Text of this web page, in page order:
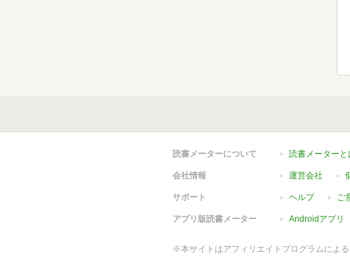
読書メーターについて 読書メーターと
会社情報 運営会社
サポート ヘルプ ご
アプリ版読書メーター Androidアプリ
※本サイトはアフィリエイトプログラムによ